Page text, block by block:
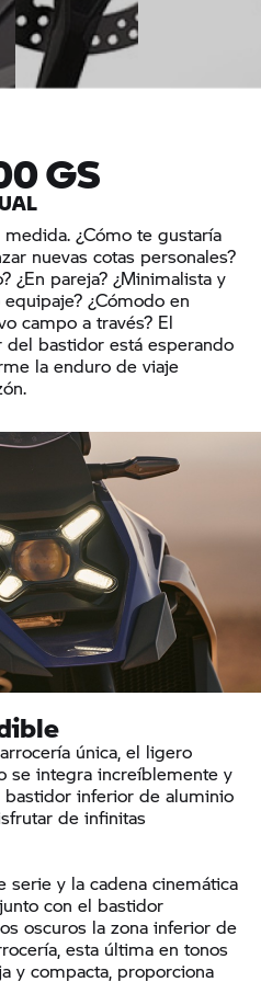
GS
¿Cómo te gustaría
nuevas cotas personales?
¿En pareja? ¿Minimalista y
¿Cómodo en
campo a través? El
bastidor está esperando
la enduro de viaje
única, el ligero
se integra increíblemente y
bastidor inferior de aluminio
de infinitas
serie y la cadena cinemática
con el bastidor
oscuros la zona inferior de
esta última en tonos
y compacta, proporciona